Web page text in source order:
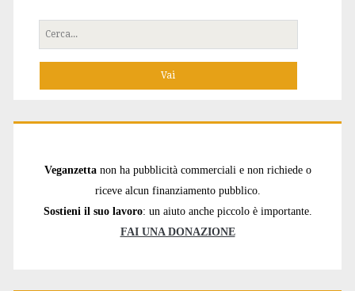
Cerca
per:
Veganzetta non ha pubblicità commerciali e non richiede o
riceve alcun finanziamento pubblico.
Sostieni il suo lavoro: un aiuto anche piccolo è importante.
FAI UNA DONAZIONE